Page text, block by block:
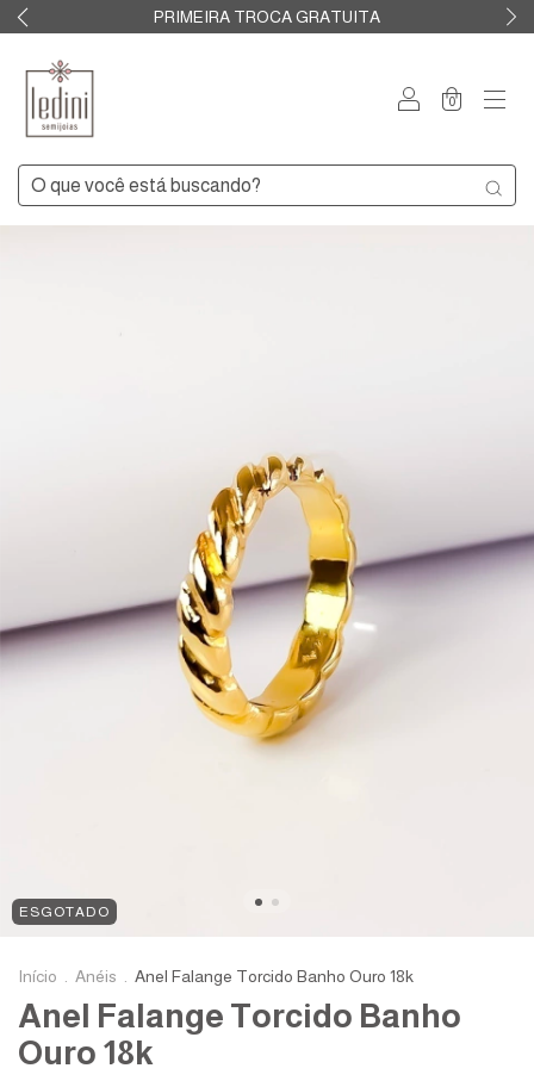
PRIMEIRA TROCA GRATUITA
0
ESGOTADO
Início . Anéis . Anel Falange Torcido Banho Ouro 18k
Anel Falange Torcido Banho
Ouro 18k